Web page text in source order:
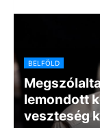
BELFÖLD
lemondott
veszteség